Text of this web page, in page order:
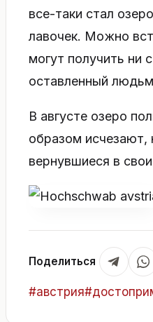
все-таки стал
лавочек. Можно
могут получить ни
оставленный
В августе озеро
образом исчезают,
вернувшиеся в
Поделиться
Метки
#австрия#